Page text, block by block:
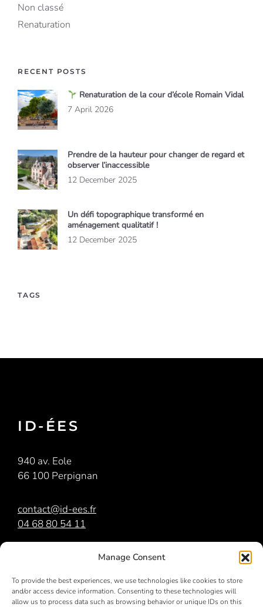
Manage Consent
To provide the best experiences, we use technologies like cookies to store
and/or access device information. Consenting to these technologies will
allow us to process data such as browsing behavior or unique IDs on this
Non classé
Renaturation
RECENT POSTS
Renaturation de la cour d’école Romain Vidal
7 April 2026
Prendre de la hauteur pour changer de regard et
observer l’inaccessible
12 December 2025
Un défi topographique transformé en
aménagement qualitatif !
12 December 2025
TAGS
ID-ÉES
940 av. Eole
66 100 Perpignan
contact@id-ees.fr
04 68 80 54 11
est membre dugroupe Orri